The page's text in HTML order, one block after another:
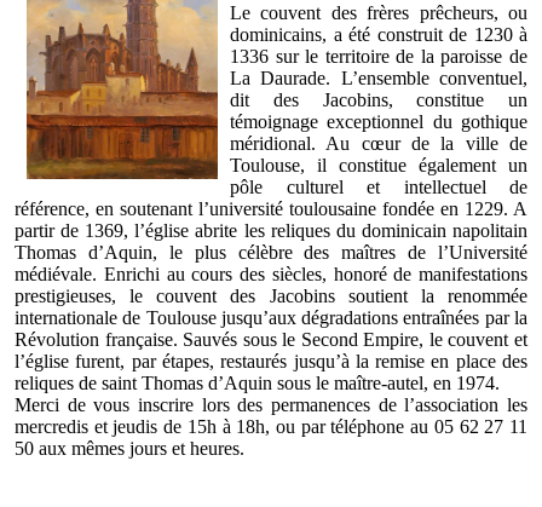
Le couvent des frères prêcheurs, ou
dominicains, a été construit de 1230 à
1336 sur le territoire de la paroisse de
La Daurade. L’ensemble conventuel,
dit des Jacobins, constitue un
témoignage exceptionnel du gothique
méridional. Au cœur de la ville de
Toulouse, il constitue également un
pôle culturel et intellectuel de
référence, en soutenant l’université toulousaine fondée en 1229. A
partir de 1369, l’église abrite les reliques du dominicain napolitain
Thomas d’Aquin, le plus célèbre des maîtres de l’Université
médiévale. Enrichi au cours des siècles, honoré de manifestations
prestigieuses, le couvent des Jacobins soutient la renommée
internationale de Toulouse jusqu’aux dégradations entraînées par la
Révolution française. Sauvés sous le Second Empire, le couvent et
l’église furent, par étapes, restaurés jusqu’à la remise en place des
reliques de saint Thomas d’Aquin sous le maître-autel, en 1974.
Merci de vous inscrire lors des permanences de l’association les
mercredis et jeudis de 15h à 18h, ou par téléphone au 05 62 27 11
50 aux mêmes jours et heures.